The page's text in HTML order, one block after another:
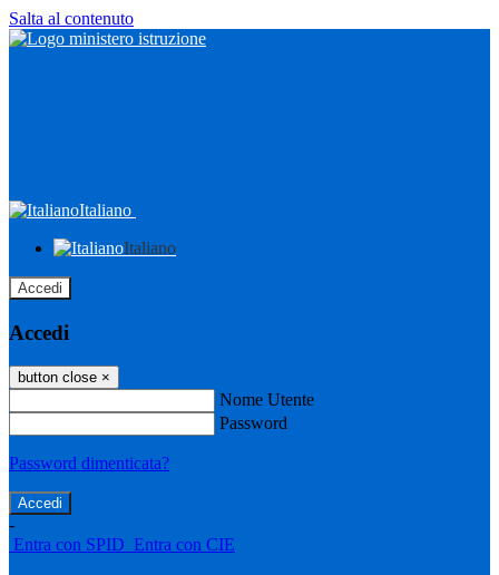
Salta al contenuto
Italiano
Italiano
Accedi
Accedi
button close ×
Nome Utente
Password
Password dimenticata?
-
Entra con SPID Entra con CIE